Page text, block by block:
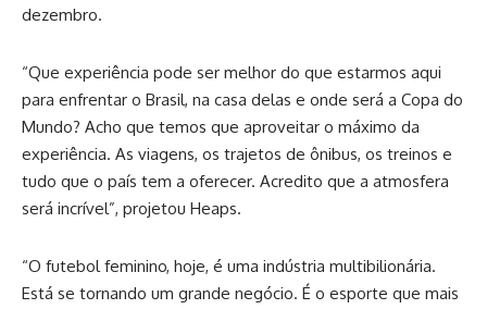
dezembro.
“Que experiência pode ser melhor do que estarmos aqui
para enfrentar o Brasil, na casa delas e onde será a Copa do
Mundo? Acho que temos que aproveitar o máximo da
experiência. As viagens, os trajetos de ônibus, os treinos e
tudo que o país tem a oferecer. Acredito que a atmosfera
será incrível”, projetou Heaps.
“O futebol feminino, hoje, é uma indústria multibilionária.
Está se tornando um grande negócio. É o esporte que mais